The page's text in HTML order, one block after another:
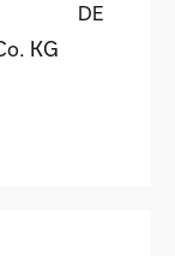
DE
KG